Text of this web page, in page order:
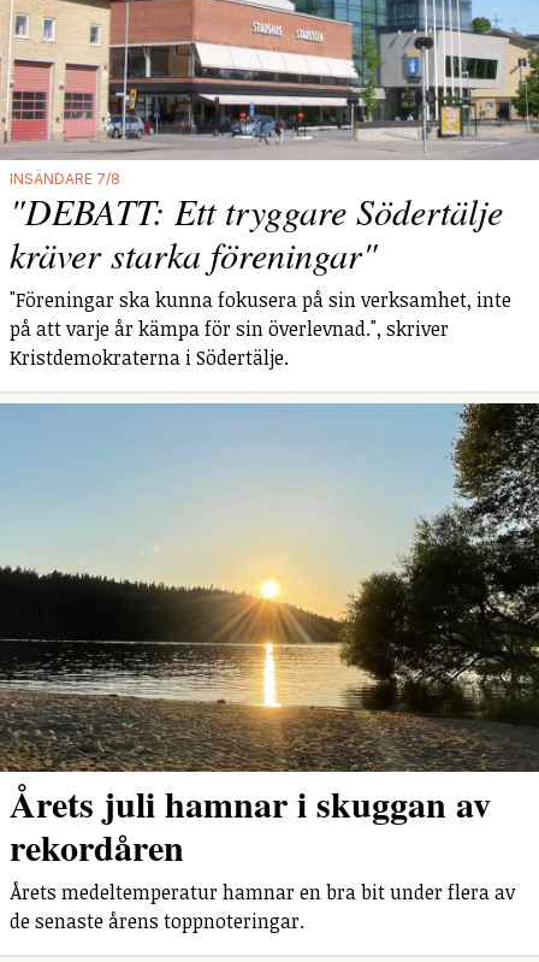
INSÄNDARE 7/8
"DEBATT: Ett tryggare Södertälje
kräver starka föreningar"
"Föreningar ska kunna fokusera på sin verksamhet, inte
på att varje år kämpa för sin överlevnad.", skriver
Kristdemokraterna i Södertälje.
Årets juli hamnar i skuggan av
rekordåren
Årets medeltemperatur hamnar en bra bit under flera av
de senaste årens toppnoteringar.